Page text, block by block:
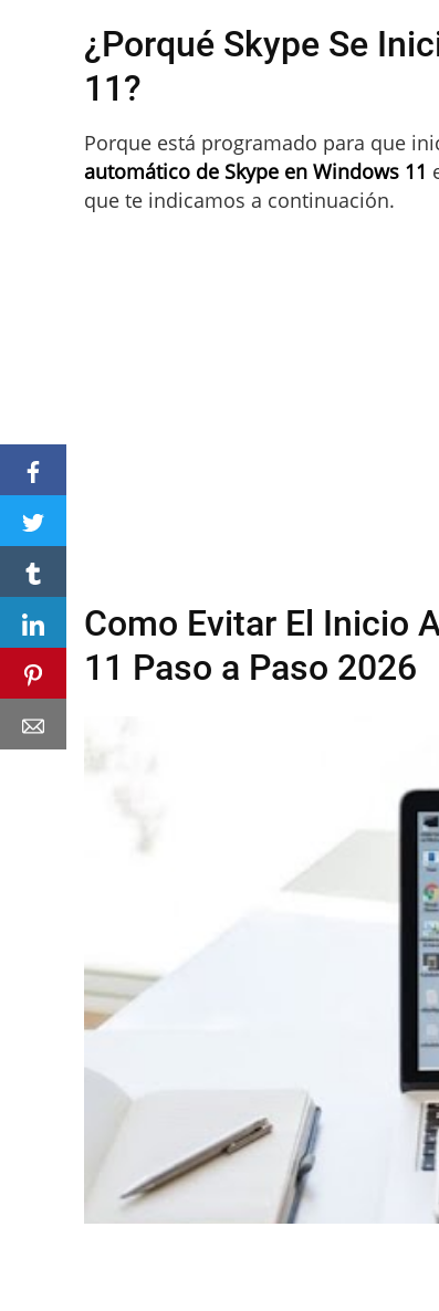
¿Porqué Skype Se
11?
Porque está programado para que
automático de Skype en Windows 11
que te indicamos a continuación.
Como Evitar El Inicio
11 Paso a Paso 2026